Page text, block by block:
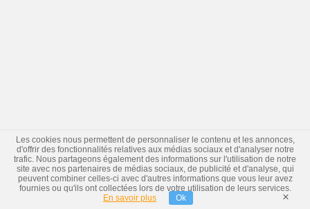
Les cookies nous permettent de personnaliser le contenu et les annonces,
d'offrir des fonctionnalités relatives aux médias sociaux et d'analyser notre
trafic. Nous partageons également des informations sur l'utilisation de notre
site avec nos partenaires de médias sociaux, de publicité et d'analyse, qui
peuvent combiner celles-ci avec d'autres informations que vous leur avez
fournies ou qu'ils ont collectées lors de votre utilisation de leurs services.
En savoir plus
Ok ×